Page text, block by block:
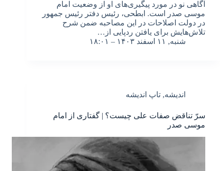
آگاهی نو در مورد پیگیری‌های او از وضعیت امام
موسی صدر است. ابطحی، رئیس دفتر رئیس جمهور
در دولت اصلاحات در این مصاحبه ضمن شرح
تلاش‌هایش برای یافتن ردپایی از…
شنبه, ۱۱ اسفند ۱۴۰۳ – ۱۸:۰۱
اندیشه, تاپ اندیشه
سرّ تناقض صفات علی چیست؟ | گفتاری از امام
موسی صدر